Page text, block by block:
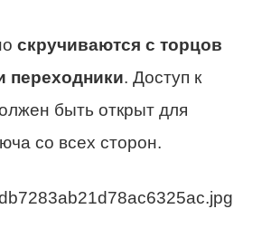
скручиваются с торцов
переходники. Доступ к
быть открыт для
со всех сторон.